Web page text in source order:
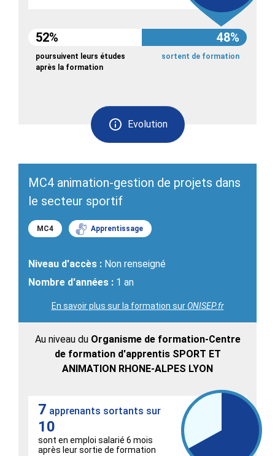
Evolution
52% 48%
poursuivent leurs études
après la formation
sortent de formation
MC4 animation-gestion de projets dans
le secteur sportif
MC4 Apprentissage
Niveau d'accès : Non renseigné
Nombre d'années : 1 an
En savoir plus sur la formation surONISEP.fr
Au niveau du Organisme de formation-Centre
de formation d'apprentis SPORT ET
ANIMATION RHONE-ALPES LYON
7 apprenants sortants sur
10
sont en emploi salarié 6 mois
après leur sortie de formation